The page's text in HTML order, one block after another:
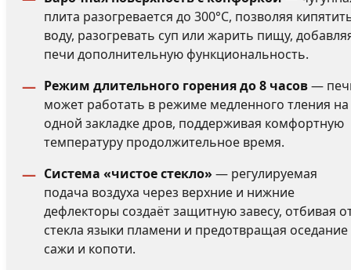
плита разогревается до 300°С, позволяя
воду, разогревать суп или жарить пищу,
печи дополнительную функциональность.
Режим длительного горения до 8 часов—
может работать в режиме медленного тления на
одной закладке дров, поддерживая комфортную
температуру продолжительное время.
Система «чистое стекло» — регулируемая
подача воздуха через верхние и нижние
дефлекторы создаёт защитную завесу, отбивая
стекла языки пламени и предотвращая оседание
сажи и копоти.